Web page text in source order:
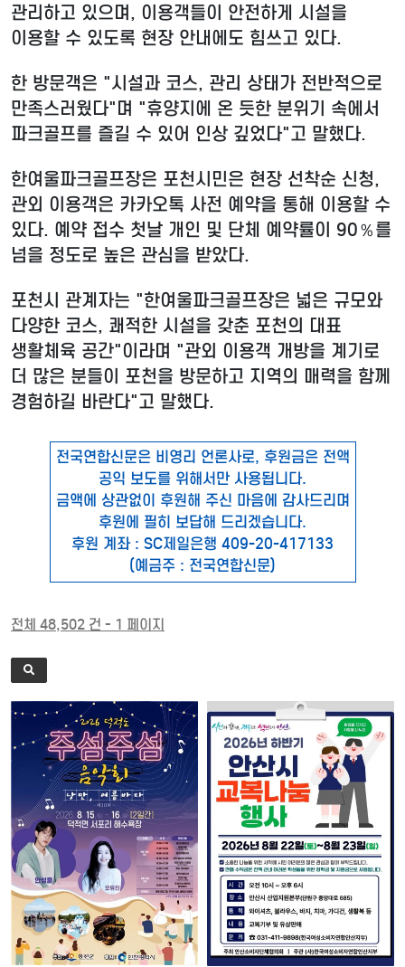
관리하고 있으며, 이용객들이 안전하게 시설을
이용할 수 있도록 현장 안내에도 힘쓰고 있다.
한 방문객은 "시설과 코스, 관리 상태가 전반적으로
만족스러웠다"며 "휴양지에 온 듯한 분위기 속에서
파크골프를 즐길 수 있어 인상 깊었다"고 말했다.
한여울파크골프장은 포천시민은 현장 선착순 신청,
관외 이용객은 카카오톡 사전 예약을 통해 이용할 수
있다. 예약 접수 첫날 개인 및 단체 예약률이 90％를
넘을 정도로 높은 관심을 받았다.
포천시 관계자는 "한여울파크골프장은 넓은 규모와
다양한 코스, 쾌적한 시설을 갖춘 포천의 대표
생활체육 공간"이라며 "관외 이용객 개방을 계기로
더 많은 분들이 포천을 방문하고 지역의 매력을 함께
경험하길 바란다"고 말했다.
전국연합신문은 비영리 언론사로, 후원금은 전액
공익 보도를 위해서만 사용됩니다.
금액에 상관없이 후원해 주신 마음에 감사드리며
후원에 필히 보답해 드리겠습니다.
후원 계좌 : SC제일은행 409-20-417133
(예금주 : 전국연합신문)
전체 48,502 건 - 1 페이지